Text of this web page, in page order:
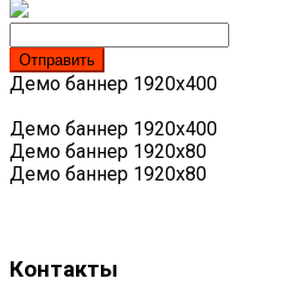
Демо баннер 1920х400
Демо баннер 1920х400
Демо баннер 1920x80
Демо баннер 1920x80
Контакты